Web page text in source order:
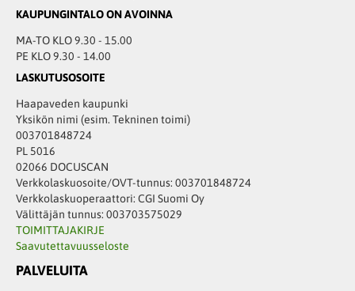
KAUPUNGINTALO ON AVOINNA
MA-TO KLO 9.30 - 15.00
PE KLO 9.30 - 14.00
LASKUTUSOSOITE
Haapaveden kaupunki
Yksikön nimi (esim. Tekninen toimi)
003701848724
PL 5016
02066 DOCUSCAN
Verkkolaskuosoite/OVT-tunnus: 003701848724
Verkkolaskuoperaattori: CGI Suomi Oy
Välittäjän tunnus: 003703575029
TOIMITTAJAKIRJE
Saavutettavuusseloste
PALVELUITA